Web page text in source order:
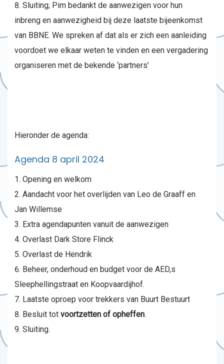
Sluiting; Pim bedankt de aanwezigen voor hun
inbreng en aanwezigheid bij deze laatste bijeenkomst
van BBNE. We spreken af dat als er zich een aanleiding
voordoet we elkaar weten te vinden en een vergadering
organiseren met de bekende ‘partners’
Hieronder de agenda:
Agenda 8 april 2024
Opening en welkom
Aandacht voor het overlijden van Leo de Graaff en
Jan Willemse
Extra agendapunten vanuit de aanwezigen
Overlast Dark Store Flinck
Overlast de Hendrik
Beheer, onderhoud en budget voor de AED,s
Sleephellingstraat en Koopvaardijhof.
Laatste oproep voor trekkers van Buurt Bestuurt
Besluit tot voortzetten of opheffen.
Sluiting.